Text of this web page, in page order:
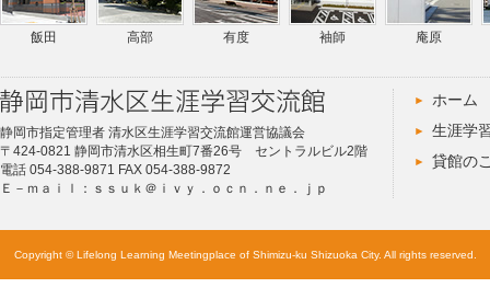
飯田 高部 有度 袖師 庵原
静岡市指定管理者 清水区生涯学習交流館運営協議会
〒424-0821 静岡市清水区相生町7番26号 セントラルビル2階
電話 054-388-9871 FAX 054-388-9872
Ｅ－ｍａｉｌ：ｓｓｕｋ＠ｉｖｙ．ｏｃｎ．ｎｅ．ｊｐ
ホーム
生涯学
貸館の
Copyright © Lifelong Learning Meetingplace of Shimizu-ku Shizuoka City. All rights reserved.